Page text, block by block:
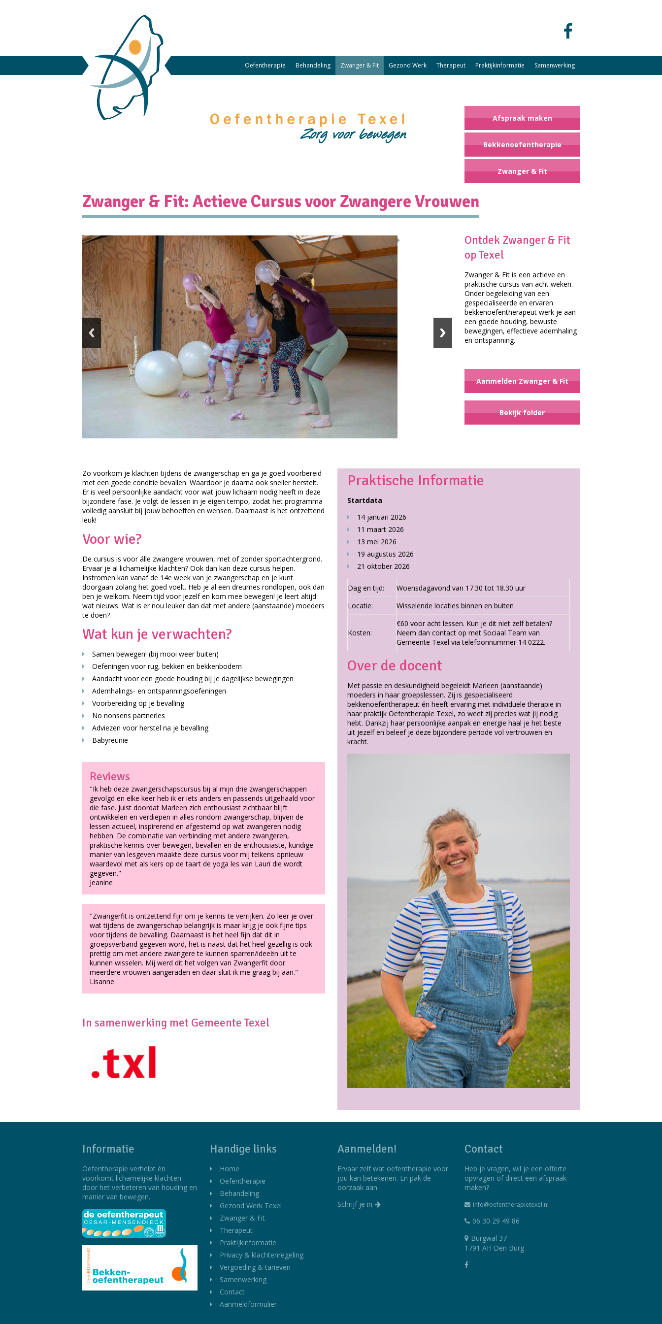
Oefentherapie Behandeling Zwanger & Fit Gezond Werk Therapeut Praktijkinformatie Samenwerking
Afspraak maken
Bekkenoefentherapie
Zwanger & Fit
Zwanger & Fit: Actieve Cursus voor Zwangere Vrouwen
Ontdek Zwanger & Fit
op Texel
Zwanger & Fit is een actieve en
praktische cursus van acht weken.
Onder begeleiding van een
gespecialiseerde en ervaren
bekkenoefentherapeut werk je aan
een goede houding, bewuste
bewegingen, effectieve ademhaling
en ontspanning.
Aanmelden Zwanger & Fit
Bekijk folder
Zo voorkom je klachten tijdens de zwangerschap en ga je goed voorbereid
met een goede conditie bevallen. Waardoor je daarna ook sneller herstelt.
Er is veel persoonlijke aandacht voor wat jouw lichaam nodig heeft in deze
bijzondere fase. Je volgt de lessen in je eigen tempo, zodat het programma
volledig aansluit bij jouw behoeften en wensen. Daarnaast is het ontzettend
leuk!
Voor wie?
De cursus is voor álle zwangere vrouwen, met of zonder sportachtergrond.
Ervaar je al lichamelijke klachten? Ook dan kan deze cursus helpen.
Instromen kan vanaf de 14e week van je zwangerschap en je kunt
doorgaan zolang het goed voelt. Heb je al een dreumes rondlopen, ook dan
ben je welkom. Neem tijd voor jezelf en kom mee bewegen! Je leert altijd
wat nieuws. Wat is er nou leuker dan dat met andere (aanstaande) moeders
te doen?
Wat kun je verwachten?
Samen bewegen! (bij mooi weer buiten)
Oefeningen voor rug, bekken en bekkenbodem
Aandacht voor een goede houding bij je dagelijkse bewegingen
Ademhalings- en ontspanningsoefeningen
Voorbereiding op je bevalling
No nonsens partnerles
Adviezen voor herstel na je bevalling
Babyreünie
Reviews
"Ik heb deze zwangerschapscursus bij al mijn drie zwangerschappen
gevolgd en elke keer heb ik er iets anders en passends uitgehaald voor
die fase. Juist doordat Marleen zich enthousiast zichtbaar blijft
ontwikkelen en verdiepen in alles rondom zwangerschap, blijven de
lessen actueel, inspirerend en afgestemd op wat zwangeren nodig
hebben. De combinatie van verbinding met andere zwangeren,
praktische kennis over bewegen, bevallen en de enthousiaste, kundige
manier van lesgeven maakte deze cursus voor mij telkens opnieuw
waardevol met als kers op de taart de yoga les van Lauri die wordt
gegeven."
Jeanine
"Zwangerfit is ontzettend fijn om je kennis te verrijken. Zo leer je over
wat tijdens de zwangerschap belangrijk is maar krijg je ook fijne tips
voor tijdens de bevalling. Daarnaast is het heel fijn dat dit in
groepsverband gegeven word, het is naast dat het heel gezellig is ook
prettig om met andere zwangere te kunnen sparren/ideeën uit te
kunnen wisselen. Mij werd dit het volgen van Zwangerfit door
meerdere vrouwen aangeraden en daar sluit ik me graag bij aan."
Lisanne
In samenwerking met Gemeente Texel
Praktische Informatie
Startdata
14 januari 2026
11 maart 2026
13 mei 2026
19 augustus 2026
21 oktober 2026
Dag en tijd:
Woensdagavond van 17.30 tot 18.30 uur
Locatie:
Wisselende locaties binnen en buiten
Kosten:
€60 voor acht lessen. Kun je dit niet zelf betalen?
Neem dan contact op met Sociaal Team van
Gemeente Texel via telefoonnummer 14 0222.
Over de docent
Met passie en deskundigheid begeleidt Marleen (aanstaande)
moeders in haar groepslessen. Zij is gespecialiseerd
bekkenoefentherapeut én heeft ervaring met individuele therapie in
haar praktijk Oefentherapie Texel, zo weet zij precies wat jij nodig
hebt. Dankzij haar persoonlijke aanpak en energie haal je het beste
uit jezelf en beleef je deze bijzondere periode vol vertrouwen en
kracht.
Informatie
Oefentherapie verhelpt én
voorkomt lichamelijke klachten
door het verbeteren van houding en
manier van bewegen.
Handige links
Home
Oefentherapie
Behandeling
Gezond Werk Texel
Zwanger & Fit
Therapeut
Praktijkinformatie
Privacy & klachtenregeling
Vergoeding & tarieven
Samenwerking
Contact
Aanmeldformulier
Aanmelden!
Ervaar zelf wat oefentherapie voor
jou kan betekenen. En pak de
oorzaak aan.
Schrijf je in
Contact
Heb je vragen, wil je een offerte
opvragen of direct een afspraak
maken?
​info@oefentherapietexel.nl
06 30 29 49 86
Burgwal 37
1791 AH Den Burg